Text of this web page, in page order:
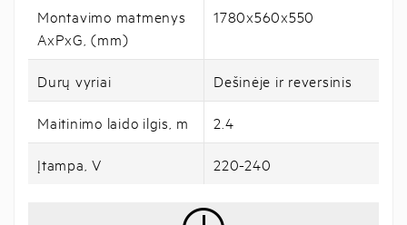
Montavimo matmenys
AxPxG, (mm)
1780x560x550
Durų vyriai Dešinėje ir reversinis
Maitinimo laido ilgis, m 2.4
Įtampa, V 220-240